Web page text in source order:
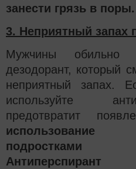
занести грязь в поры.
3. Неприятный запах
Мужчины обильно
дезодорант, который
неприятный запах.
используйте
предотвратит
использование
подростками